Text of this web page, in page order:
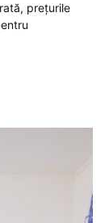
prețurile